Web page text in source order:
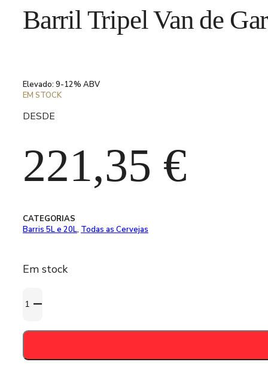
Barril Tripel Van de
Elevado: 9-12% ABV
EM STOCK
DESDE
221,35 €
CATEGORIAS
Barris 5L e 20L, Todas as Cervejas
Em stock
de
Tripel
Van